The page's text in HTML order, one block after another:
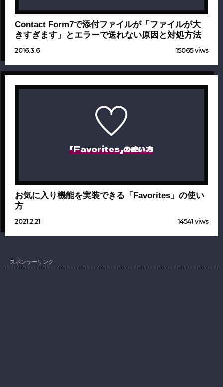
Contact Form7で添付ファイルが「ファイルが大
きすぎます」とエラーで送れない原因と対処方法
2016.3.6 15065 viws
「Favorites」の使い方
お気に入り機能を実装できる「Favorites」の使い
方
2021.2.21 14541 viws